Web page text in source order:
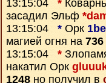
13:15:04 *
засадил Эльф
13:15:04 * Орк
магией огня на 736
13:15:04 *
накатил Орк
1248 но получил в